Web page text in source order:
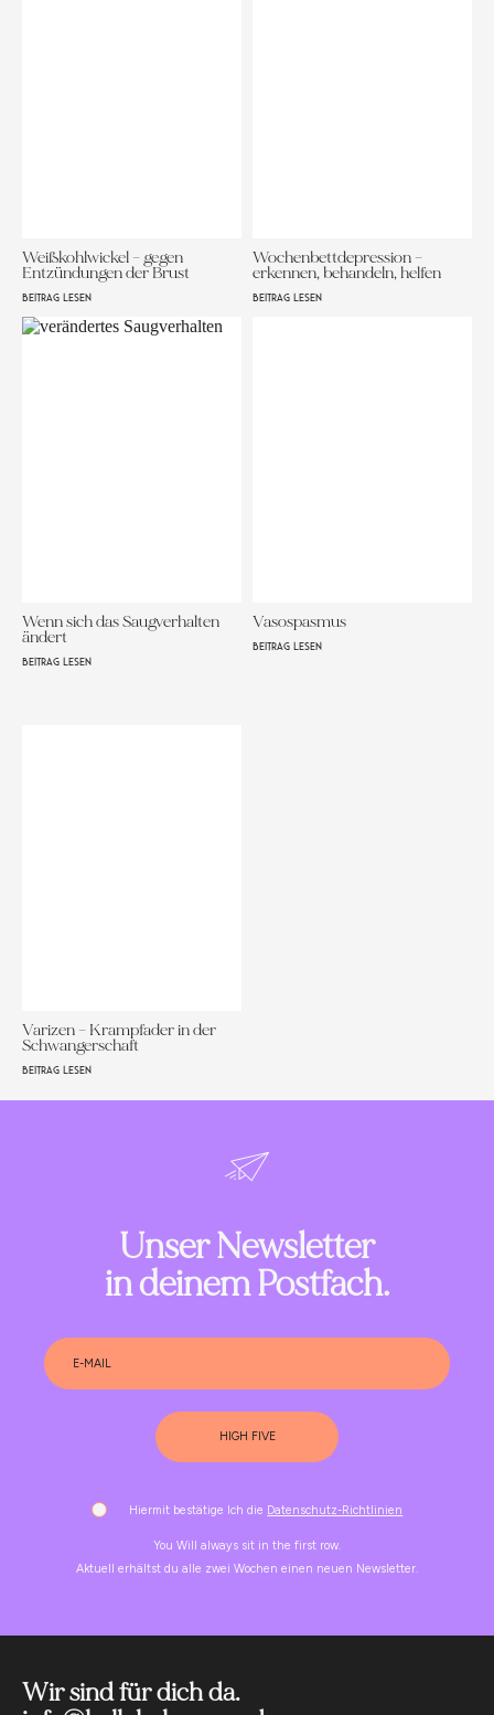
Weißkohlwickel – gegen
Entzündungen der Brust
BEITRAG LESEN
Wochenbettdepression –
erkennen, behandeln, helfen
BEITRAG LESEN
Wenn sich das Saugverhalten
ändert
BEITRAG LESEN
Vasospasmus
BEITRAG LESEN
Varizen – Krampfader in der
Schwangerschaft
BEITRAG LESEN
Unser Newsletter
in deinem Postfach.
HIGH FIVE
Hiermit bestätige Ich die Datenschutz-Richtlinien
You Will always sit in the first row.
Aktuell erhältst du alle zwei Wochen einen neuen Newsletter.
Wir sind für dich da.